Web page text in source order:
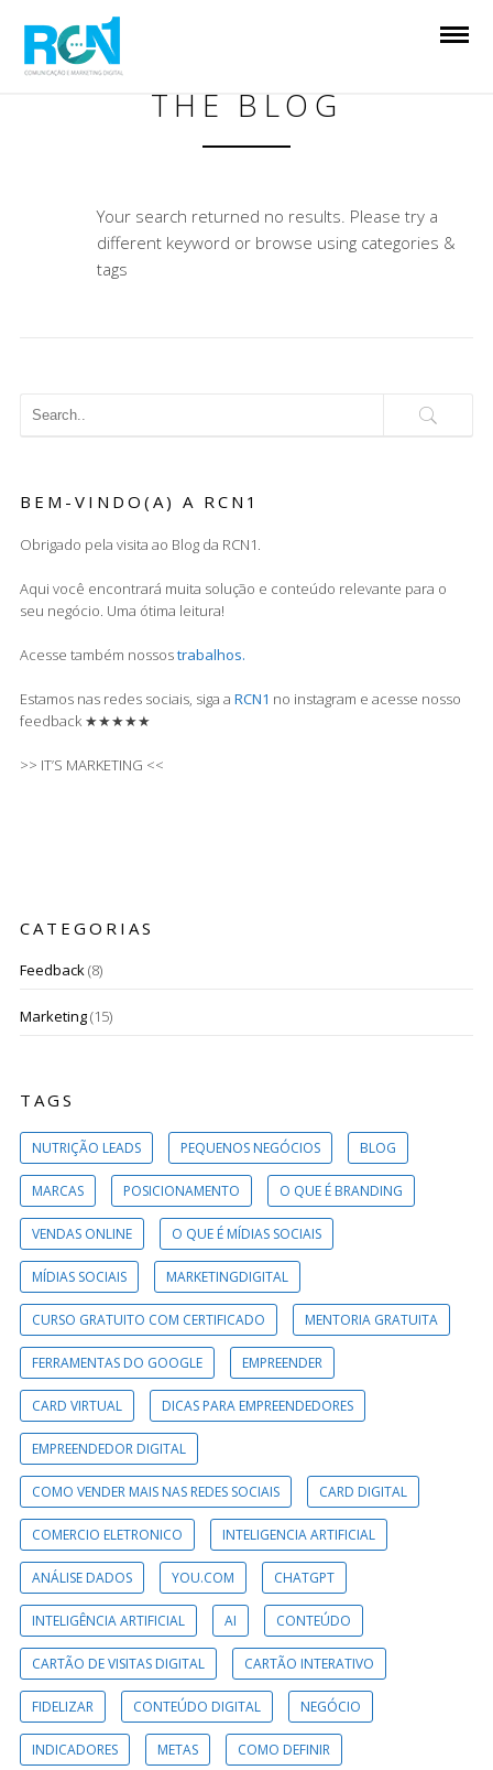
THE BLOG
Your search returned no results. Please try a
different keyword or browse using categories &
tags
BEM-VINDO(A) A RCN1
Obrigado pela visita ao Blog da RCN1.
Aqui você encontrará muita solução e conteúdo relevante para o
seu negócio. Uma ótima leitura!
Acesse também nossostrabalhos.
Estamos nas redes sociais, siga a RCN1 no instagram e acesse nosso
feedback ★★★★★
>> IT’S MARKETING <<
CATEGORIAS
Feedback(8)
Marketing(15)
TAGS
NUTRIÇÃO LEADS PEQUENOS NEGÓCIOS BLOG
MARCAS POSICIONAMENTO O QUE É BRANDING
VENDAS ONLINE O QUE É MÍDIAS SOCIAIS
MÍDIAS SOCIAIS MARKETINGDIGITAL
CURSO GRATUITO COM CERTIFICADO MENTORIA GRATUITA
FERRAMENTAS DO GOOGLE EMPREENDER
CARD VIRTUAL DICAS PARA EMPREENDEDORES
EMPREENDEDOR DIGITAL
COMO VENDER MAIS NAS REDES SOCIAIS CARD DIGITAL
COMERCIO ELETRONICO INTELIGENCIA ARTIFICIAL
ANÁLISE DADOS YOU.COM CHATGPT
INTELIGÊNCIA ARTIFICIAL AI CONTEÚDO
CARTÃO DE VISITAS DIGITAL CARTÃO INTERATIVO
FIDELIZAR CONTEÚDO DIGITAL NEGÓCIO
INDICADORES METAS COMO DEFINIR